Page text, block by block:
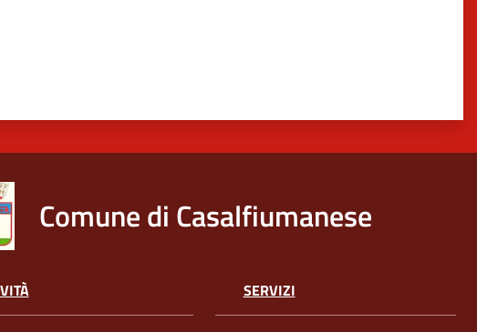
Comune di Casalfiumanese
SERVIZI